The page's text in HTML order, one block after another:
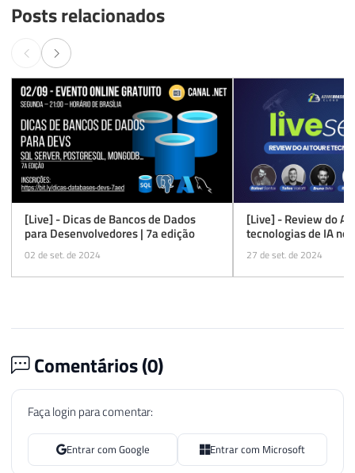
Posts relacionados
[Live] - Dicas de Bancos de Dados
para Desenvolvedores | 7a edição
02 de set. de 2024
[Live] - Review do AI
tecnologias de IA no
27 de set. de 2024
Comentários (0)
Faça login para comentar:
Entrar com Google Entrar com Microsoft